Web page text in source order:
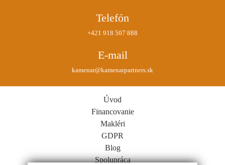
Telefón
+421 918 507 888
E-mail
kamenar@kamenarpartners.sk
Úvod
Financovanie
Makléri
GDPR
Blog
Spolupráca